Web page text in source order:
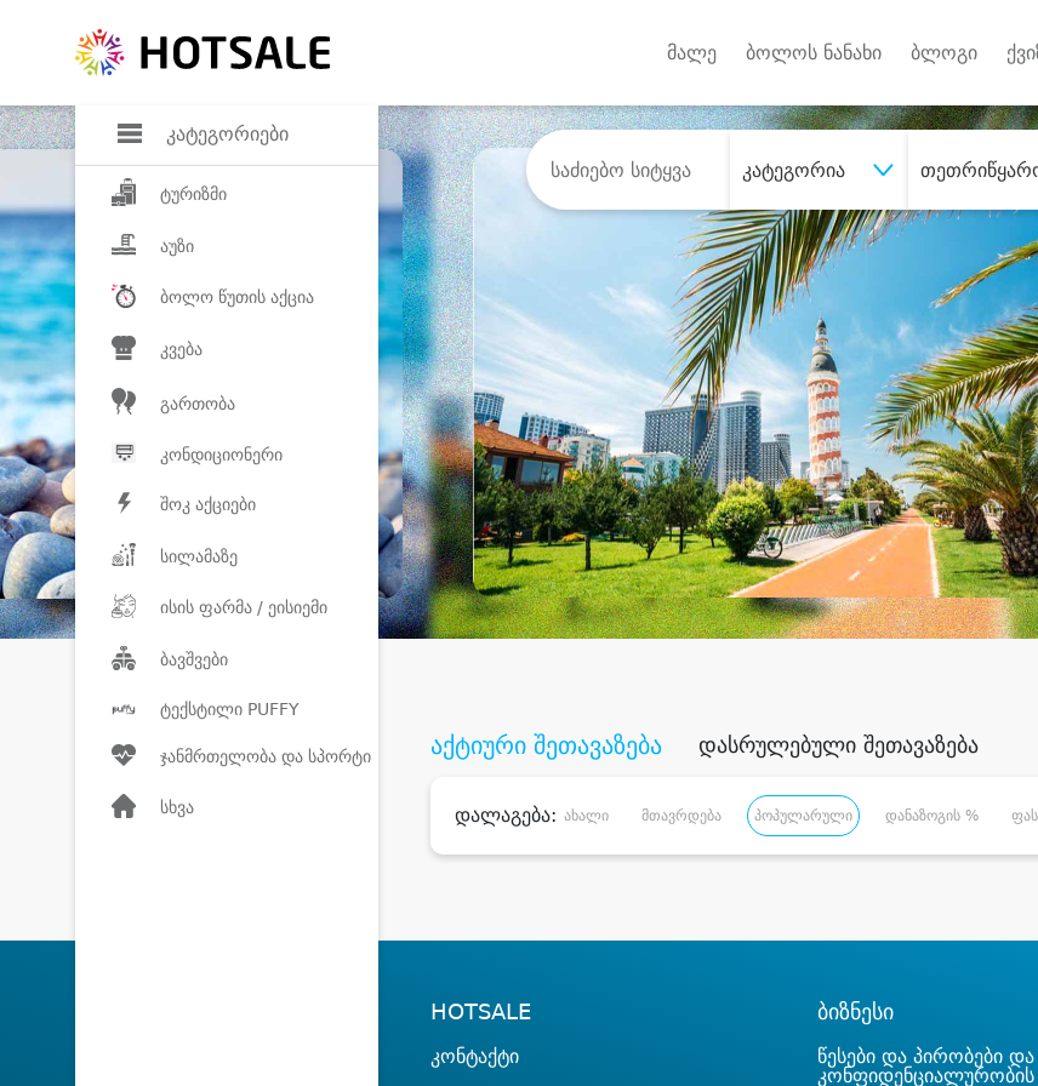
კატეგორიები
ტურიზმი
აუზი
ბოლო წუთის აქცია
კვება
გართობა
კონდიციონერი
შოკ აქციები
სილამაზე
ისის ფარმა / ეისიემი
ბავშვები
ტექსტილი PUFFY
ჯანმრთელობა და სპორტი
სხვა
მალე ბოლოს ნანახი ბლოგი
კატეგორია
შეიძინესასურველი
აქტიური შეთავაზება დასრულებული შეთავაზება
დალაგება: ახალი მთავრდება პოპულარული დანაზოგის %
HOTSALE
კონტაქტი
ბიზნესი
წესები და პირობები და